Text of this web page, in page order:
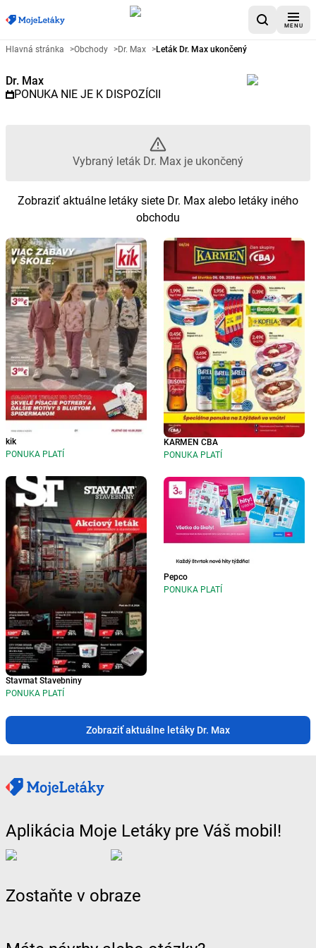
MENU
Reklamný leták Dr. Max -
Hlavná stránka >Obchody >Dr. Max >Leták Dr. Max ukončený
Dr. Max
PONUKA NIE JE K DISPOZÍCII
Vybraný leták Dr. Max je ukončený
Zobraziť aktuálne letáky siete Dr. Max alebo letáky iného
obchodu
kik
PONUKA PLATÍ
Stavmat Stavebniny
PONUKA PLATÍ
KARMEN CBA
PONUKA PLATÍ
Pepco
PONUKA PLATÍ
Zobraziť aktuálne letáky Dr. Max
Aplikácia Moje Letáky pre Váš mobil!
Zostaňte v obraze